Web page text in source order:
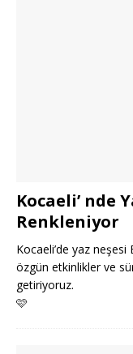
Kocaeli’ nde
Renkleniyor
Kocaeli’de yaz
özgün etkinlikler ve
getiriyoruz.
🩷